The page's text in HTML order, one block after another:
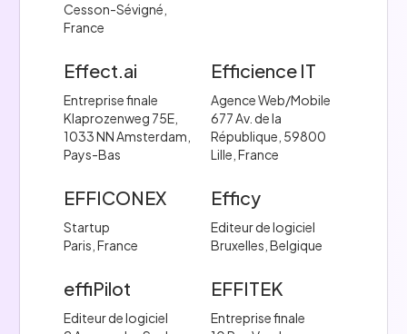
Cesson-Sévigné,
France
Effect.ai
Entreprise finale
Klaprozenweg 75E,
1033 NN Amsterdam,
Pays-Bas
Efficience IT
Agence Web/Mobile
677 Av. de la
République, 59800
Lille, France
EFFICONEX
Startup
Paris, France
Efficy
Editeur de logiciel
Bruxelles, Belgique
effiPilot
Editeur de logiciel
EFFITEK
Entreprise finale